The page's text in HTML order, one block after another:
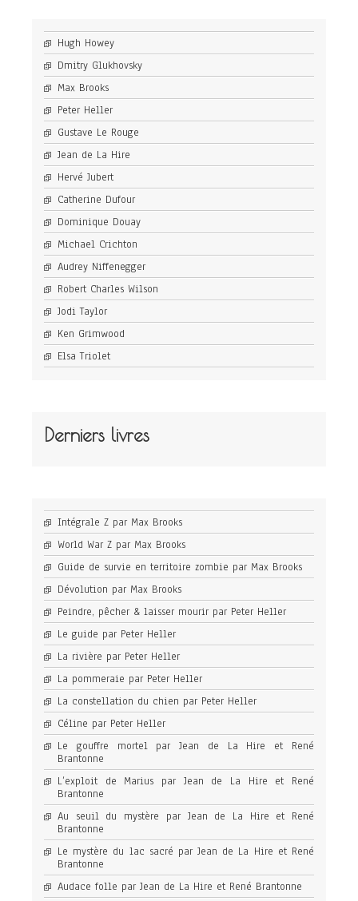
Hugh Howey
Dmitry Glukhovsky
Max Brooks
Peter Heller
Gustave Le Rouge
Jean de La Hire
Hervé Jubert
Catherine Dufour
Dominique Douay
Michael Crichton
Audrey Niffenegger
Robert Charles Wilson
Jodi Taylor
Ken Grimwood
Elsa Triolet
Derniers livres
Intégrale Z par Max Brooks
World War Z par Max Brooks
Guide de survie en territoire zombie par Max Brooks
Dévolution par Max Brooks
Peindre, pêcher & laisser mourir par Peter Heller
Le guide par Peter Heller
La rivière par Peter Heller
La pommeraie par Peter Heller
La constellation du chien par Peter Heller
Céline par Peter Heller
Le gouffre mortel par Jean de La Hire et René
Brantonne
L’exploit de Marius par Jean de La Hire et René
Brantonne
Au seuil du mystère par Jean de La Hire et René
Brantonne
Le mystère du lac sacré par Jean de La Hire et René
Brantonne
Audace folle par Jean de La Hire et René Brantonne